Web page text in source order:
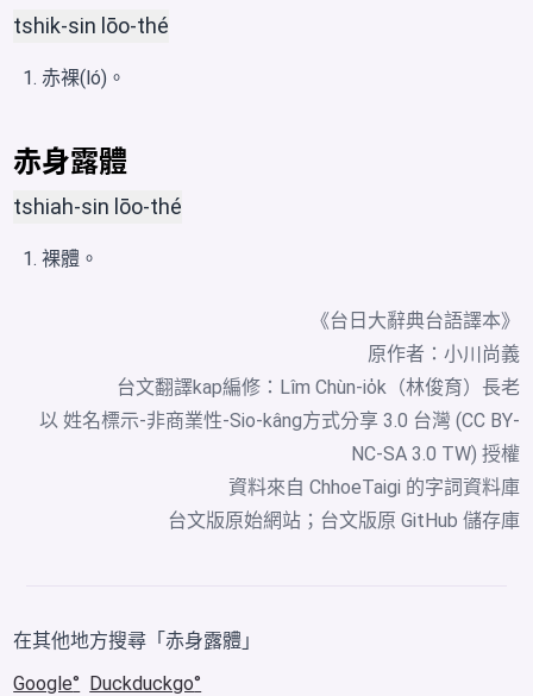
tshik-sin lōo-thé
赤裸(ló)。
赤身露體
tshiah-sin lōo-thé
裸體。
《台日大辭典台語譯本》
原作者：小川尚義
台文翻譯kap編修：Lîm Chùn-io̍k（林俊育）長老
以 姓名標示-非商業性-Sio-kâng方式分享 3.0 台灣 (CC BY-
NC-SA 3.0 TW) 授權
資料來自 ChhoeTaigi 的字詞資料庫
台文版原始網站； 台文版原 GitHub 儲存庫
在其他地方搜尋「赤身露體」
Google
Duckduckgo